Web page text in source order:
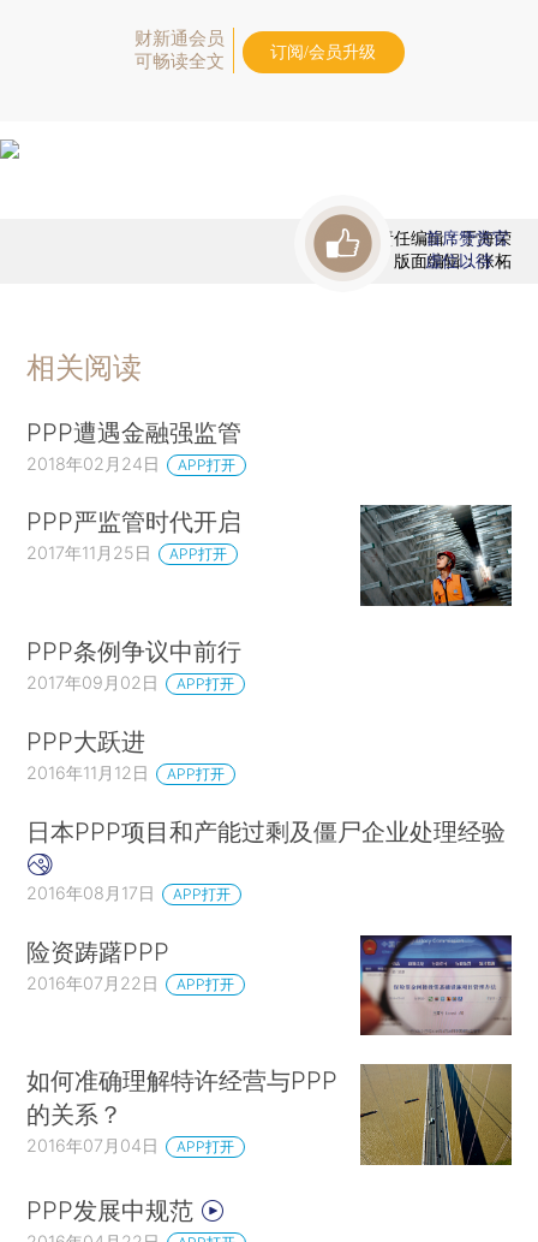
财新通会员
可畅读全文
订阅/会员升级
责任编辑：于海荣
版面编辑：张柘
首席赞赏官
虚位以待
相关阅读
PPP遭遇金融强监管
2018年02月24日 APP打开
PPP严监管时代开启
2017年11月25日 APP打开
PPP条例争议中前行
2017年09月02日 APP打开
PPP大跃进
2016年11月12日 APP打开
日本PPP项目和产能过剩及僵尸企业处理经验
2016年08月17日 APP打开
险资踌躇PPP
2016年07月22日 APP打开
如何准确理解特许经营与PPP
的关系？
2016年07月04日 APP打开
PPP发展中规范